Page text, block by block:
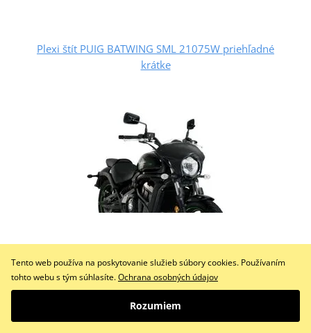
Plexi štít PUIG BATWING SML 21075W priehľadné
krátke
253,22 € Na objednávku
Tento web používa na poskytovanie služieb súbory cookies. Používaním
tohto webu s tým súhlasíte.Ochrana osobných údajov
Rozumiem